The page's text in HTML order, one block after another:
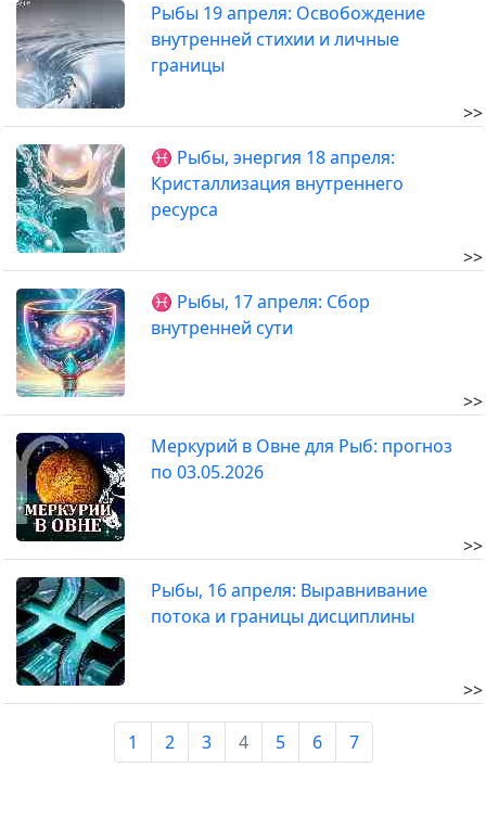
Рыбы 19 апреля: Освобождение
внутренней стихии и личные
границы
>>
♓ Рыбы, энергия 18 апреля:
Кристаллизация внутреннего
ресурса
>>
♓ Рыбы, 17 апреля: Сбор
внутренней сути
>>
Меркурий в Овне для Рыб: прогноз
по 03.05.2026
>>
Рыбы, 16 апреля: Выравнивание
потока и границы дисциплины
>>
1 2 3 4 5 6 7